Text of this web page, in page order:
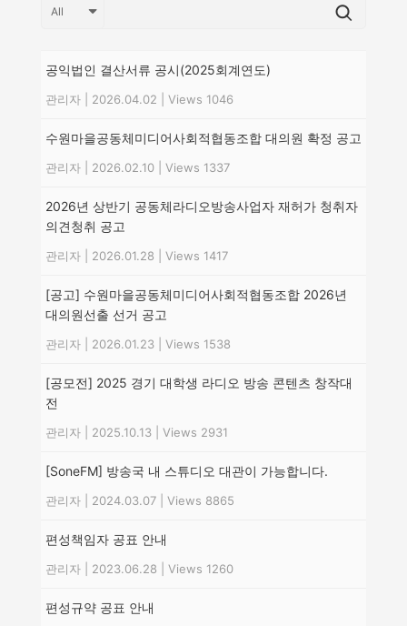
공익법인 결산서류 공시(2025회계연도)
관리자 2026.04.02 Views 1046
수원마을공동체미디어사회적협동조합 대의원 확정 공고
관리자 2026.02.10 Views 1337
2026년 상반기 공동체라디오방송사업자 재허가 청취자
의견청취 공고
관리자 2026.01.28 Views 1417
[공고] 수원마을공동체미디어사회적협동조합 2026년
대의원선출 선거 공고
관리자 2026.01.23 Views 1538
[공모전] 2025 경기 대학생 라디오 방송 콘텐츠 창작대
전
관리자 2025.10.13 Views 2931
[SoneFM] 방송국 내 스튜디오 대관이 가능합니다.
관리자 2024.03.07 Views 8865
편성책임자 공표 안내
관리자 2023.06.28 Views 1260
편성규약 공표 안내